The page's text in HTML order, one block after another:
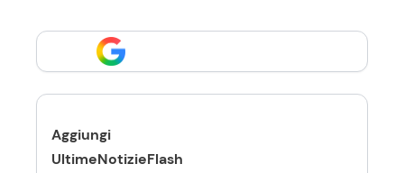
Aggiungi
UltimeNotizieFlash